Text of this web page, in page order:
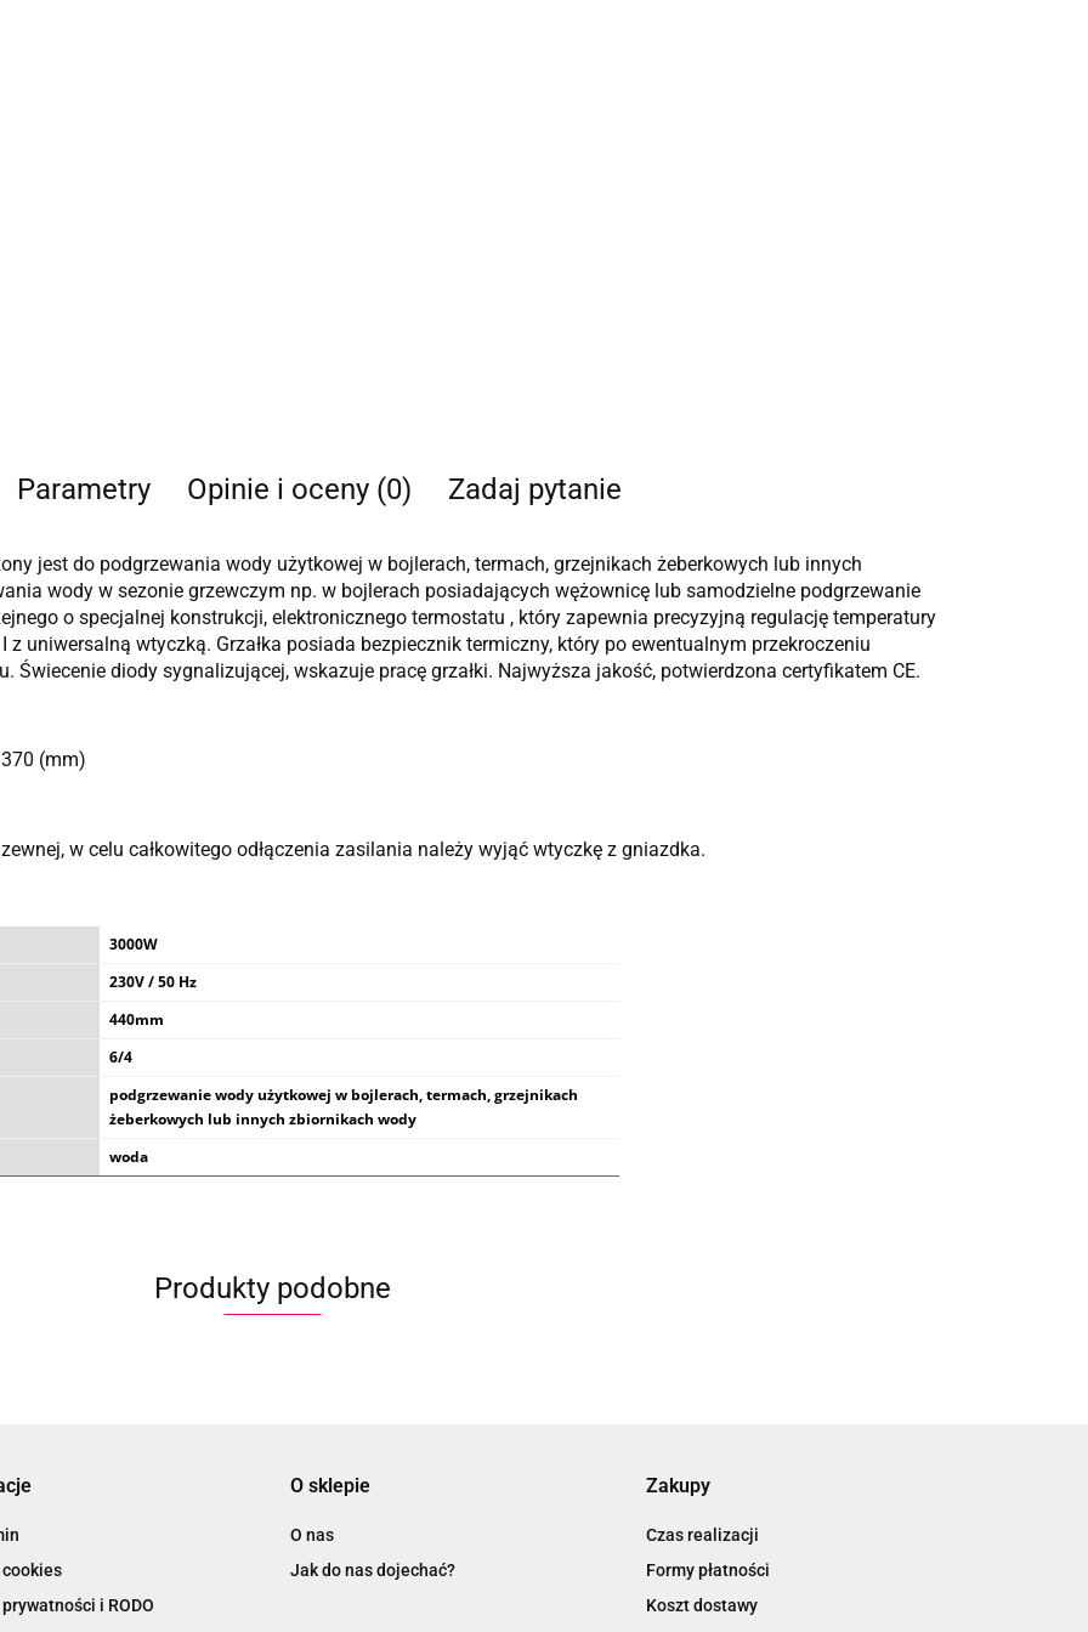
Parametry Opinie i oceny (0) Zadaj pytanie
jest do podgrzewania wody użytkowej w bojlerach, termach, grzejnikach żeberkowych lub innych
wody w sezonie grzewczym np. w bojlerach posiadających wężownicę lub samodzielne podgrzewanie
o specjalnej konstrukcji, elektronicznego termostatu , który zapewnia precyzyjną regulację temperatury
uniwersalną wtyczką. Grzałka posiada bezpiecznik termiczny, który po ewentualnym przekroczeniu
Świecenie diody sygnalizującej, wskazuje pracę grzałki. Najwyższa jakość, potwierdzona certyfikatem CE.
370 (mm)
w celu całkowitego odłączenia zasilania należy wyjąć wtyczkę z gniazdka.
3000W
230V / 50 Hz
440mm
6/4
podgrzewanie wody użytkowej w bojlerach, termach, grzejnikach
żeberkowych lub innych zbiornikach wody
woda
Produkty podobne
i RODO
O sklepie
O nas
Jak do nas dojechać?
Zakupy
Czas realizacji
Formy płatności
Koszt dostawy